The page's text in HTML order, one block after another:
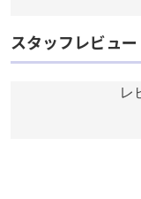
スタッフレビュー
レ